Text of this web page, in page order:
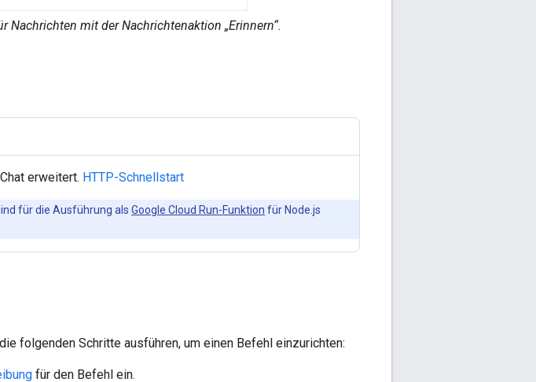
Nachrichten mit der Nachrichtenaktion „Erinnern“.
erweitert. HTTP-Schnellstart
für die Ausführung als Google Cloud Run-Funktion für Node.js
folgenden Schritte ausführen, um einen Befehl einzurichten:
für den Befehl ein.